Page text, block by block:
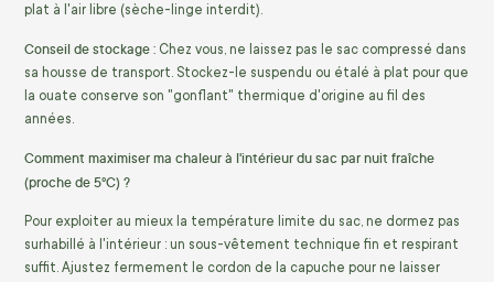
plat à l'air libre (sèche-linge interdit).
Conseil de stockage : Chez vous, ne laissez pas le sac compressé dans
sa housse de transport. Stockez-le suspendu ou étalé à plat pour que
la ouate conserve son "gonflant" thermique d'origine au fil des
années.
Comment maximiser ma chaleur à l'intérieur du sac par nuit fraîche
(proche de 5°C) ?
Pour exploiter au mieux la température limite du sac, ne dormez pas
surhabillé à l'intérieur : un sous-vêtement technique fin et respirant
suffit. Ajustez fermement le cordon de la capuche pour ne laisser